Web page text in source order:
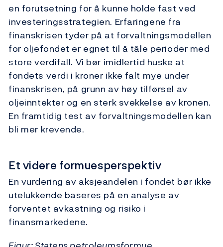
en forutsetning for å kunne holde fast ved
investeringsstrategien. Erfaringene fra
finanskrisen tyder på at forvaltningsmodellen
for oljefondet er egnet til å tåle perioder med
store verdifall. Vi bør imidlertid huske at
fondets verdi i kroner ikke falt mye under
finanskrisen, på grunn av høy tilførsel av
oljeinntekter og en sterk svekkelse av kronen.
En framtidig test av forvaltningsmodellen kan
bli mer krevende.
Et videre formuesperspektiv
En vurdering av aksjeandelen i fondet bør ikke
utelukkende baseres på en analyse av
forventet avkastning og risiko i
finansmarkedene.